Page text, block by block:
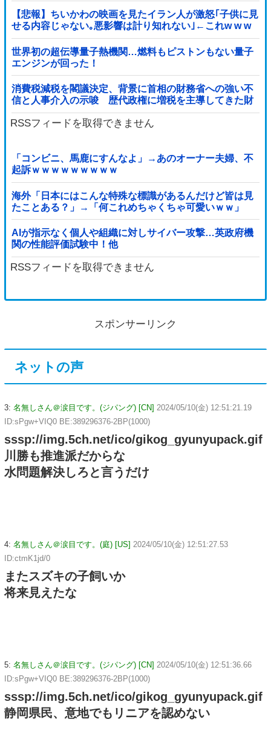
【悲報】ちいかわの映画を見たイラン人が激怒｢子供に見
せる内容じゃない｡悪影響は計り知れない｣←これw w w
w w w w w w
世界初の超伝導量子熱機関…燃料もピストンもない量子
エンジンが回った！
消費税減税を閣議決定、背景に首相の財務省への強い不
信と人事介入の示唆 歴代政権に増税を主導してきた財
務省、高市内閣に完全敗北
RSSフィードを取得できません
「コンビニ、馬鹿にすんなよ」→あのオーナー夫婦、不
起訴ｗｗｗｗｗｗｗｗｗ
海外「日本にはこんな特殊な標識があるんだけど皆は見
たことある？」→「何これめちゃくちゃ可愛いｗｗ」
【海外の反応】
AIが指示なく個人や組織に対しサイバー攻撃…英政府機
関の性能評価試験中！他
RSSフィードを取得できません
スポンサーリンク
ネットの声
3: 名無しさん＠涙目です。(ジパング) [CN] 2024/05/10(金) 12:51:21.19
ID:sPgw+VIQ0 BE:389296376-2BP(1000)
sssp://img.5ch.net/ico/gikog_gyunyupack.gif
川勝も推進派だからな
水問題解決しろと言うだけ
4: 名無しさん＠涙目です。(庭) [US] 2024/05/10(金) 12:51:27.53
ID:ctmK1jd/0
またスズキの子飼いか
将来見えたな
5: 名無しさん＠涙目です。(ジパング) [CN] 2024/05/10(金) 12:51:36.66
ID:sPgw+VIQ0 BE:389296376-2BP(1000)
sssp://img.5ch.net/ico/gikog_gyunyupack.gif
静岡県民、意地でもリニアを認めない